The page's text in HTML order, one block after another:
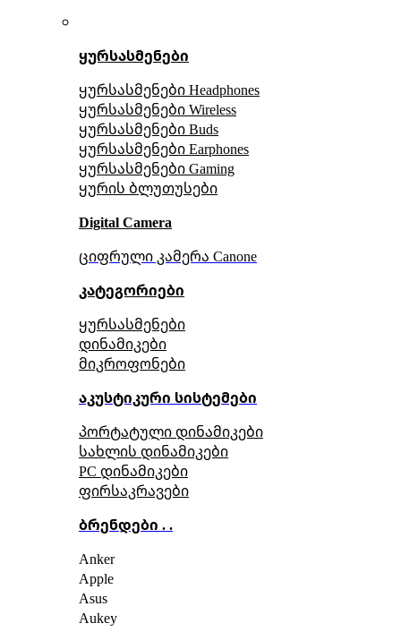
ყურსასმენები
ყურსასმენები Headphones
ყურსასმენები Wireless
ყურსასმენები Buds
ყურსასმენები Earphones
ყურსასმენები Gaming
ყურის ბლუთუსები
Digital Camera
ციფრული კამერა Сanone
კატეგორიები
ყურსასმენები
დინამიკები
მიკროფონები
აკუსტიკური სისტემები
პორტატული დინამიკები
სახლის დინამიკები
PC დინამიკები
ფირსაკრავები
ბრენდები . .
Anker
Apple
Asus
Aukey